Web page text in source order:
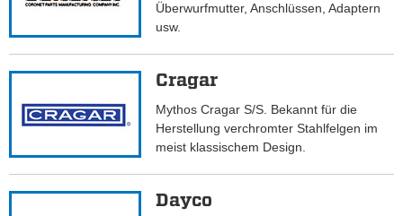
Überwurfmutter, Anschlüssen, Adaptern
usw.
Cragar
Mythos Cragar S/S. Bekannt für die
Herstellung verchromter Stahlfelgen im
meist klassischem Design.
Dayco